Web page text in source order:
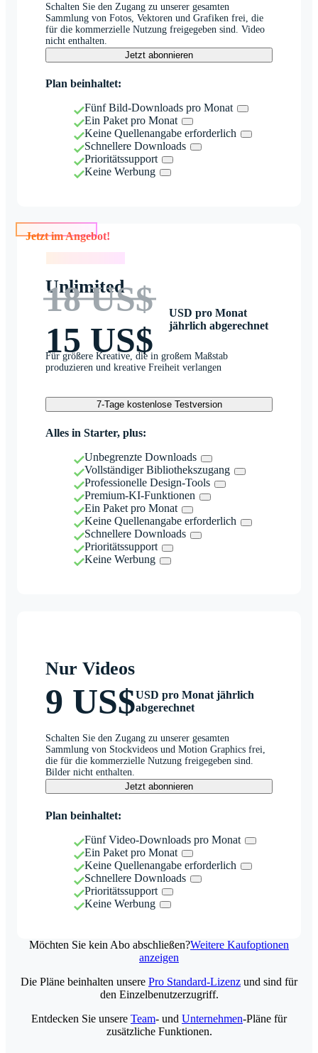
Schalten Sie den Zugang zu unserer gesamten
Sammlung von Fotos, Vektoren und Grafiken frei, die
für die kommerzielle Nutzung freigegeben sind. Video
nicht enthalten.
Jetzt abonnieren
Plan beinhaltet:
Fünf Bild-Downloads pro Monat
Ein Paket pro Monat
Keine Quellenangabe erforderlich
Schnellere Downloads
Prioritätssupport
Keine Werbung
Jetzt im Angebot!
Unlimited
18 US$
15 US$
USD pro Monat
jährlich abgerechnet
Für größere Kreative, die in großem Maßstab
produzieren und kreative Freiheit verlangen
7-Tage kostenlose Testversion
Alles in Starter, plus:
Unbegrenzte Downloads
Vollständiger Bibliothekszugang
Professionelle Design-Tools
Premium-KI-Funktionen
Ein Paket pro Monat
Keine Quellenangabe erforderlich
Schnellere Downloads
Prioritätssupport
Keine Werbung
Nur Videos
9 US$USD pro Monat jährlich
abgerechnet
Schalten Sie den Zugang zu unserer gesamten
Sammlung von Stockvideos und Motion Graphics frei,
die für die kommerzielle Nutzung freigegeben sind.
Bilder nicht enthalten.
Jetzt abonnieren
Plan beinhaltet:
Fünf Video-Downloads pro Monat
Ein Paket pro Monat
Keine Quellenangabe erforderlich
Schnellere Downloads
Prioritätssupport
Keine Werbung
Möchten Sie kein Abo abschließen?Weitere Kaufoptionen
anzeigen
Die Pläne beinhalten unsere Pro Standard-Lizenz und sind für
den Einzelbenutzerzugriff.
Entdecken Sie unsere Team- und Unternehmen-Pläne für
zusätzliche Funktionen.